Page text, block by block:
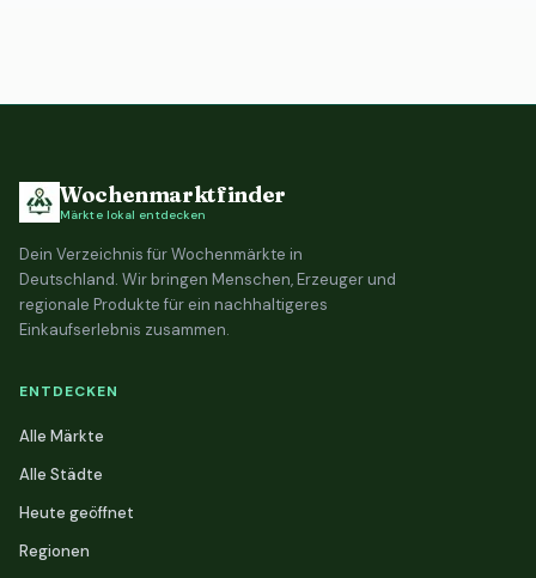
Wochenmarktfinder
Märkte lokal entdecken
Dein Verzeichnis für Wochenmärkte in
Deutschland. Wir bringen Menschen, Erzeuger und
regionale Produkte für ein nachhaltigeres
Einkaufserlebnis zusammen.
ENTDECKEN
Alle Märkte
Alle Städte
Heute geöffnet
Regionen